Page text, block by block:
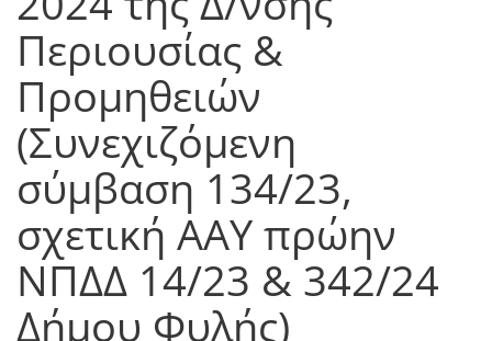
Περιουσίας &
Προμηθειών
(Συνεχιζόμενη
σύμβαση 134/23,
σχετική ΑΑΥ πρώην
ΝΠΔΔ 14/23 & 342/24
Δήμου Φυλής)